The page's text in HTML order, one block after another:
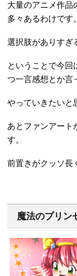
大量のアニメ作品
多々あるわけです。
選択肢がありすぎ
ということで今回
つ一言感想とか言
やっていきたいと
あとファンアート
す。
前置きがクッソ長
魔法のプリ